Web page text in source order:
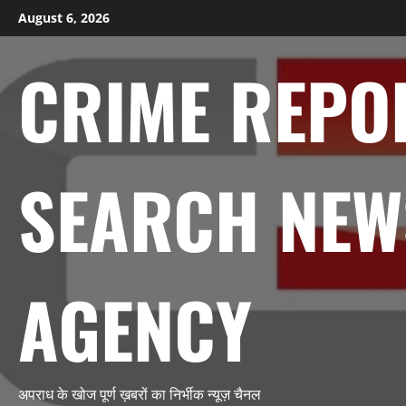
Skip
to
August 6, 2026
CRIME
SEARCH
AGENCY
अपराध के खोज पूर्ण ख़बरों का निर्भीक न्यूज़ चैनल